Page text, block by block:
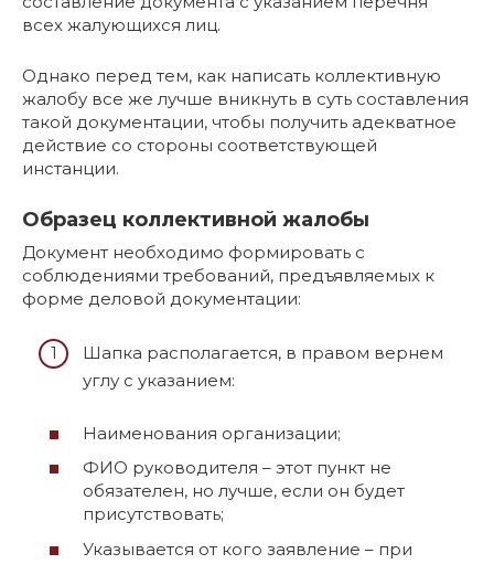
всех жалующихся лиц.
Однако перед тем, как написать коллективную
жалобу все же лучше вникнуть в суть составления
такой документации, чтобы получить адекватное
действие со стороны соответствующей
инстанции.
Образец коллективной жалобы
Документ необходимо формировать с
соблюдениями требований, предъявляемых к
форме деловой документации:
Шапка располагается, в правом вернем
углу с указанием:
Наименования организации;
ФИО руководителя – этот пункт не
обязателен, но лучше, если он будет
присутствовать;
Указывается от кого заявление – при